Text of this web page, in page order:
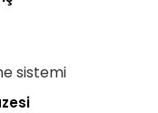
sistemi